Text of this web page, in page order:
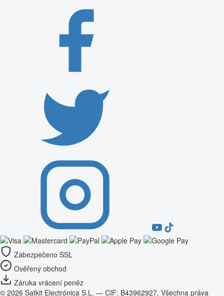
Zabezpečeno SSL
Ověřený obchod
Záruka vrácení peněz
© 2026 Satkit Electrónica S.L. — CIF: B43962927. Všechna práva